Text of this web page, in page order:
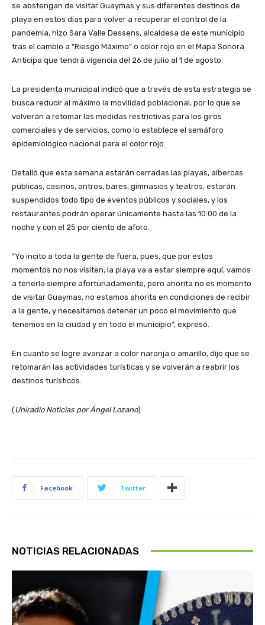
se abstengan de visitar Guaymas y sus diferentes destinos de
playa en estos días para volver a recuperar el control de la
pandemia, hizo Sara Valle Dessens, alcaldesa de este municipio
tras el cambio a “Riesgo Máximo” o color rojo en el Mapa Sonora
Anticipa que tendrá vigencia del 26 de julio al 1 de agosto.
La presidenta municipal indicó que a través de esta estrategia se
busca reducir al máximo la movilidad poblacional, por lo que se
volverán a retomar las medidas restrictivas para los giros
comerciales y de servicios, como lo establece el semáforo
epidemiológico nacional para el color rojo.
Detalló que esta semana estarán cerradas las playas, albercas
públicas, casinos, antros, bares, gimnasios y teatros, estarán
suspendidos todo tipo de eventos públicos y sociales, y los
restaurantes podrán operar únicamente hasta las 10:00 de la
noche y con el 25 por ciento de aforo.
“Yo incito a toda la gente de fuera, pues, que por estos
momentos no nos visiten, la playa va a estar siempre aquí, vamos
a tenerla siempre afortunadamente, pero ahorita no es momento
de visitar Guaymas, no estamos ahorita en condiciones de recibir
a la gente, y necesitamos detener un poco el movimiento que
tenemos en la ciudad y en todo el municipio”, expresó.
En cuanto se logre avanzar a color naranja o amarillo, dijo que se
retomarán las actividades turísticas y se volverán a reabrir los
destinos turísticos.
(Uniradio Noticias por Ángel Lozano)
Facebook Twitter
NOTICIAS RELACIONADAS